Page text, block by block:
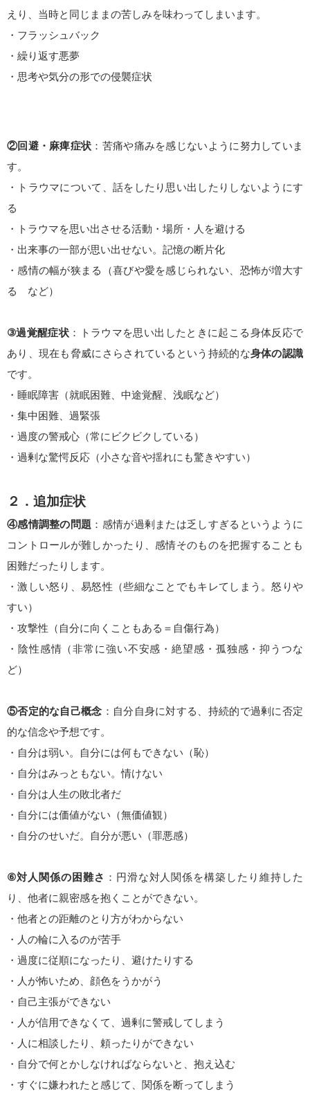
えり、当時と同じままの苦しみを味わってしまいます。
・フラッシュバック
・繰り返す悪夢
・思考や気分の形での侵襲症状
②回避・麻痺症状 ：苦痛や痛みを感じないように努力していま
す。
・トラウマについて、話をしたり思い出したりしないようにす
る
・トラウマを思い出させる活動・場所・人を避ける
・出来事の一部が思い出せない。記憶の断片化
・感情の幅が狭まる（喜びや愛を感じられない、恐怖が増大す
る など）
③過覚醒症状 ：トラウマを思い出したときに起こる身体反応で
あり、現在も脅威にさらされているという持続的な身体の認識
です。
・睡眠障害（就眠困難、中途覚醒、浅眠など）
・集中困難、過緊張
・過度の警戒心（常にビクビクしている）
・過剰な驚愕反応（小さな音や揺れにも驚きやすい）
２．追加症状
④感情調整の問題 ：感情が過剰または乏しすぎるというように
コントロールが難しかったり、感情そのものを把握することも
困難だったりします。
・激しい怒り、易怒性（些細なことでもキレてしまう。怒りや
すい）
・攻撃性（自分に向くこともある＝自傷行為）
・陰性感情（非常に強い不安感・絶望感・孤独感・抑うつな
ど）
⑤否定的な自己概念 ：自分自身に対する、持続的で過剰に否定
的な信念や予想です。
・自分は弱い。自分には何もできない（恥）
・自分はみっともない。情けない
・自分は人生の敗北者だ
・自分には価値がない（無価値観）
・自分のせいだ。自分が悪い（罪悪感）
⑥対人関係の困難さ ：円滑な対人関係を構築したり維持した
り、他者に親密感を抱くことができない。
・他者との距離のとり方がわからない
・人の輪に入るのが苦手
・過度に従順になったり、避けたりする
・人が怖いため、顔色をうかがう
・自己主張ができない
・人が信用できなくて、過剰に警戒してしまう
・人に相談したり、頼ったりができない
・自分で何とかしなければならないと、抱え込む
・すぐに嫌われたと感じて、関係を断ってしまう